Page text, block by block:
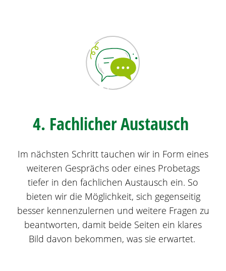
4. Fachlicher Austausch
Im nächsten Schritt tauchen wir in Form eines
weiteren Gesprächs oder eines Probetags
tiefer in den fachlichen Austausch ein. So
bieten wir die Möglichkeit, sich gegenseitig
besser kennenzulernen und weitere Fragen zu
beantworten, damit beide Seiten ein klares
Bild davon bekommen, was sie erwartet.